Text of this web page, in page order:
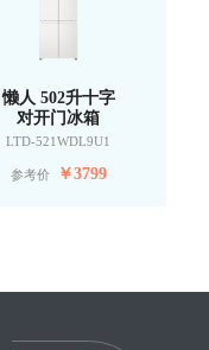
懒人 502升十字
对开门冰箱
LTD-521WDL9U1
参考价 ￥3799